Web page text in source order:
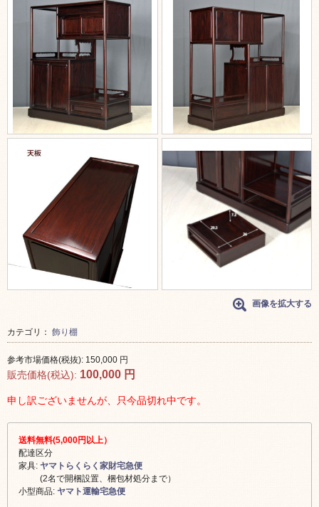
画像を拡大する
カテゴリ： 飾り棚
参考市場価格(税抜): 150,000 円
販売価格(税込): 100,000 円
申し訳ございませんが、只今品切れ中です。
送料無料(5,000円以上）
配達区分
家具: ヤマトらくらく家財宅急便
(2名で開梱設置、梱包材処分まで）
小型商品: ヤマト運輸宅急便